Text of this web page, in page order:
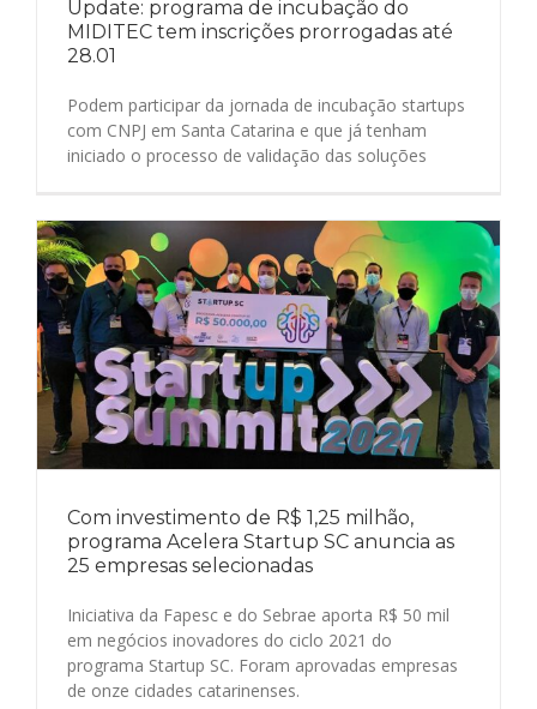
Update: programa de incubação do
MIDITEC tem inscrições prorrogadas até
28.01
Podem participar da jornada de incubação startups
com CNPJ em Santa Catarina e que já tenham
iniciado o processo de validação das soluções
Com investimento de R$ 1,25 milhão,
programa Acelera Startup SC anuncia as
25 empresas selecionadas
Iniciativa da Fapesc e do Sebrae aporta R$ 50 mil
em negócios inovadores do ciclo 2021 do
programa Startup SC. Foram aprovadas empresas
de onze cidades catarinenses.